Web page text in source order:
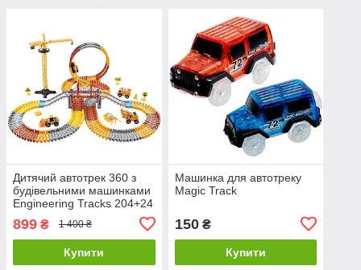
Дитячий автотрек 360 з
будівельними машинками
Engineering Tracks 204+24
899 ₴ 1 400 ₴
Купити
Машинка для автотреку
Magic Track
150₴
Купити